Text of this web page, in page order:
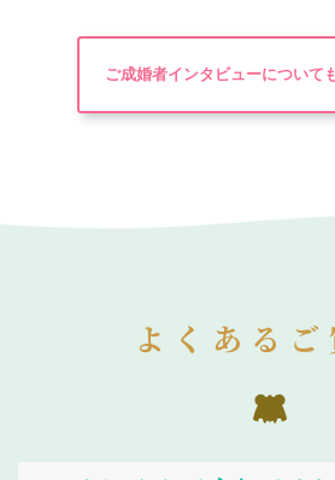
ご成婚者インタビューについて
よくあるご